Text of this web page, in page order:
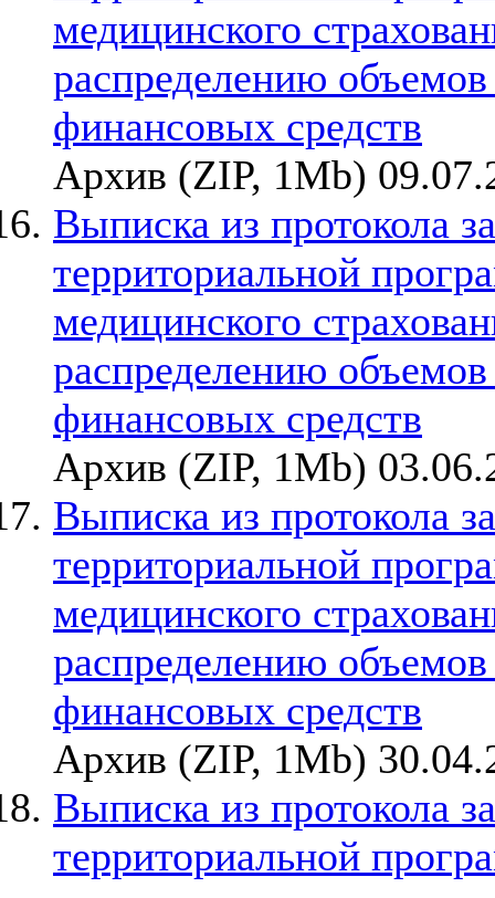
медицинского
распределению
финансовых средств
Архив (ZIP, 1Mb)
Выписка из протокола
территориальной
медицинского
распределению
финансовых средств
Архив (ZIP, 1Mb)
Выписка из протокола
территориальной
медицинского
распределению
финансовых средств
Архив (ZIP, 1Mb)
Выписка из протокола
территориальной